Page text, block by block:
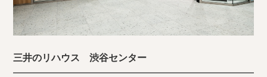
三井のリハウス 渋谷センター